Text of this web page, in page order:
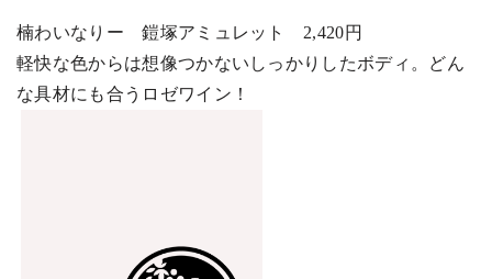
楠わいなりー 鎧塚アミュレット 2,420円
軽快な色からは想像つかないしっかりしたボディ。どん
な具材にも合うロゼワイン！